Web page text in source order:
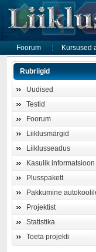
Foorum Kursused
Rubriigid
Uudised
Testid
Foorum
Liiklusmärgid
Liiklusseadus
Kasulik informatsioon
Plusspakett
Pakkumine
Projektist
Statistika
Toeta projekti